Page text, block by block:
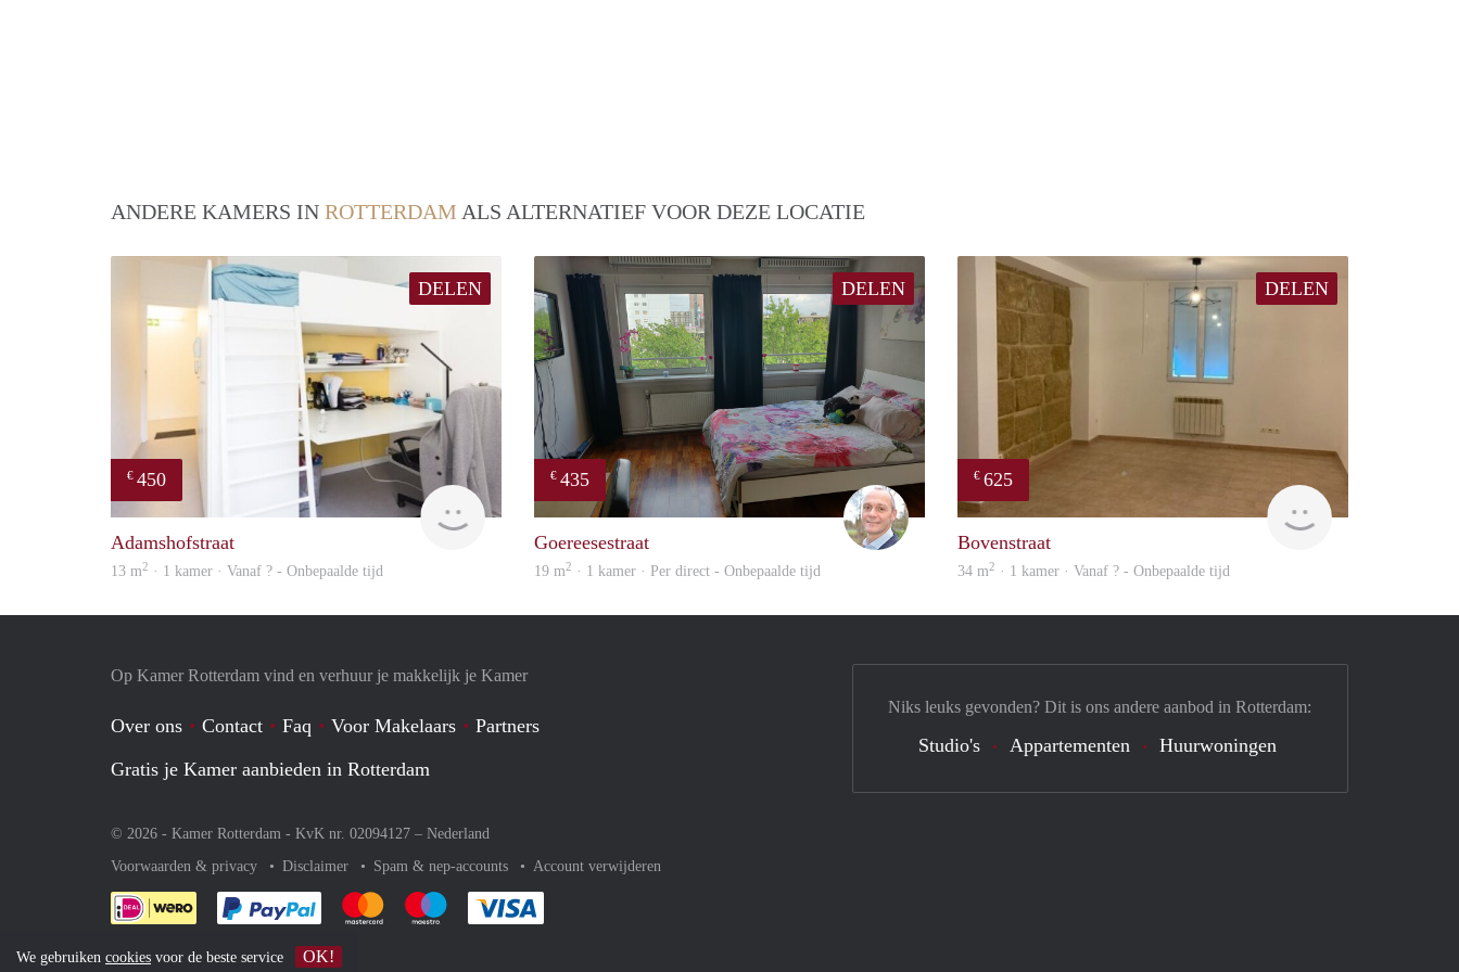
ANDERE KAMERS IN ROTTERDAM ALS ALTERNATIEF VOOR DEZE LOCATIE
DELEN
€ 450
rent
Adamshofstraat
13 m2 · 1 kamer · Vanaf ? - Onbepaalde tijd
DELEN
€ 435
Goereesestraat
19 m2 · 1 kamer · Per direct - Onbepaalde tijd
DELEN
€ 625
Bovenstraat
34 m2 · 1 kamer · Vanaf ? - Onbepaalde tijd
Op Kamer Rotterdam vind en verhuur je makkelijk je Kamer
Over ons Contact Faq Voor Makelaars
Partners
Gratis je Kamer aanbieden in Rotterdam
© 2026 - Kamer Rotterdam - KvK nr. 02094127 – Nederland
Voorwaarden & privacy
Disclaimer Spam & nep-accounts Account verwijderen
Je rekent gemakkelijk af met Paypal
Je rekent gemakkelijk af met Mastercard
Je rekent gemakkelijk af met Meastro
Niks leuks gevonden? Dit is ons andere aanbod in Rotterdam:
Studio's Appartementen Huurwoningen
We gebruiken cookies voor de beste service OK!